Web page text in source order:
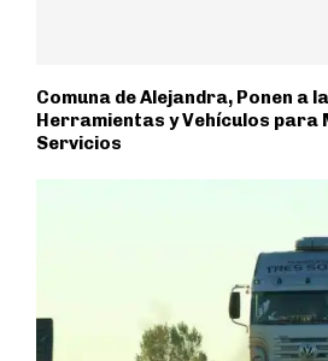
Comuna de Alejandra, Ponen a
Herramientas y Vehículos para
Servicios